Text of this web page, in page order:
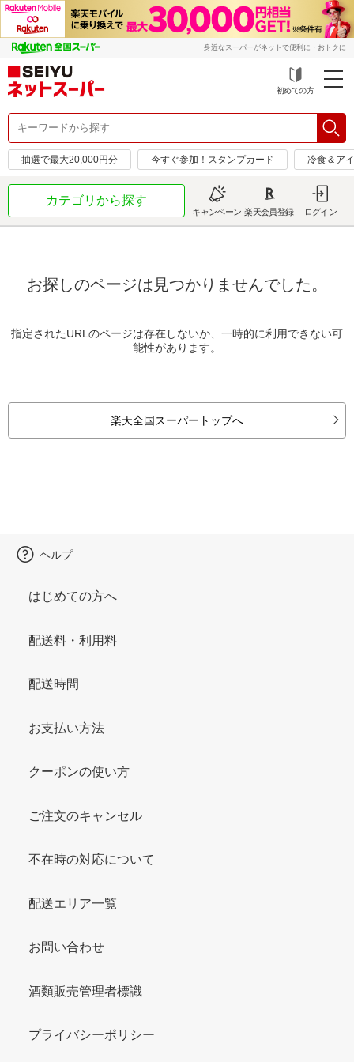
身近なスーパーがネットで便利に・おトクに
初めての方
抽選で最大20,000円分 今すぐ参加！スタンプカード 冷食＆ア
カテゴリから探す
キャンペーン 楽天会員登録 ログイン
お探しのページは見つかりませんでした。
指定されたURLのページは存在しないか、一時的に利用できない可
能性があります。
楽天全国スーパートップへ
ヘルプ
はじめての方へ
配送料・利用料
配送時間
お支払い方法
クーポンの使い方
ご注文のキャンセル
不在時の対応について
配送エリア一覧
お問い合わせ
酒類販売管理者標識
プライバシーポリシー